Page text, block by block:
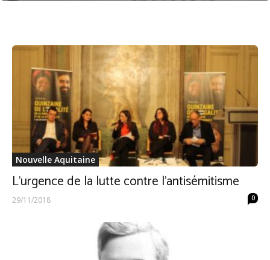
Nouvelle Aquitaine
L’urgence de la lutte contre l’antisémitisme
29/11/2018 0